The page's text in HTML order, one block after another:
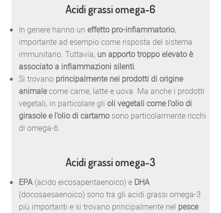
Acidi grassi omega-6
In genere hanno un effetto pro-infiammatorio,
importante ad esempio come risposta del sistema
immunitario. Tuttavia, un apporto troppo elevato è
associato a infiammazioni silenti.
Si trovano principalmente nei prodotti di origine
animalecome carne, latte e uova. Ma anche i prodotti
vegetali, in particolare gli oli vegetali come l’olio di
girasole e l’olio di cartamo sono particolarmente ricchi
di omega-6.
Acidi grassi omega-3
EPA(acido eicosapentaenoico) e DHA
(docosaesaenoico) sono tra gli acidi grassi omega-3
più importanti e si trovano principalmente nel pesce